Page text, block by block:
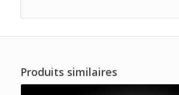
Produits similaires